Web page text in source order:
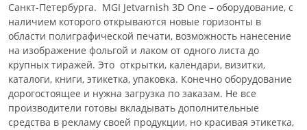
Санкт-Петербурга. MGI Jetvarnish 3D One – оборудование, с
наличием которого открываются новые горизонты в
области полиграфической печати, возможность нанесение
на изображение фольгой и лаком от одного листа до
крупных тиражей. Это открытки, календари, визитки,
каталоги, книги, этикетка, упаковка. Конечно оборудование
дорогостоящее и нужна загрузка по заказам. Не все
производители готовы вкладывать дополнительные
средства в рекламу своей продукции, но красивая этикетка,